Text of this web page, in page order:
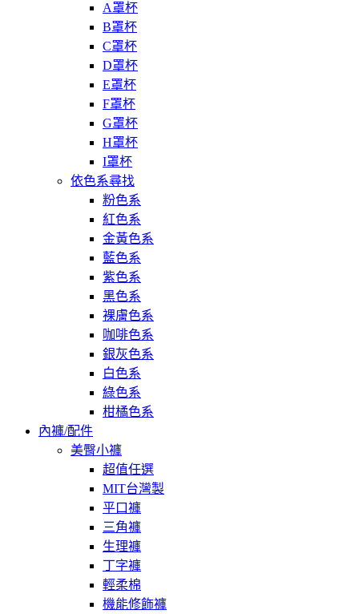
A罩杯
B罩杯
C罩杯
D罩杯
E罩杯
F罩杯
G罩杯
H罩杯
I罩杯
依色系尋找
粉色系
紅色系
金黃色系
藍色系
紫色系
黑色系
裸膚色系
咖啡色系
銀灰色系
白色系
綠色系
柑橘色系
內褲/配件
美臀小褲
超值任選
MIT台灣製
平口褲
三角褲
生理褲
丁字褲
輕柔棉
機能修飾褲